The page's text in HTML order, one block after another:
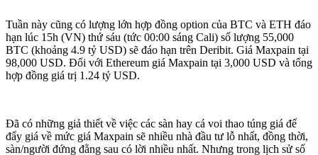
Tuần này cũng có lượng lớn hợp đồng option của BTC và ETH đáo
hạn lúc 15h (VN) thứ sáu (tức 00:00 sáng Cali) số lượng 55,000
BTC (khoảng 4.9 tỷ USD) sẽ đáo hạn trên Deribit. Giá Maxpain tại
98,000 USD. Đối với Ethereum giá Maxpain tại 3,000 USD và tổng
hợp đồng giá trị 1.24 tỷ USD.
Đã có những giả thiết về việc các sàn hay cá voi thao túng giá để
đẩy giá về mức giá Maxpain sẽ nhiều nhà đầu tư lỗ nhất, đồng thời,
sàn/người đứng đằng sau có lời nhiều nhất. Nhưng trong lịch sử số